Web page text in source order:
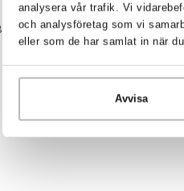
analysera vår trafik. Vi
och analysföretag som vi
eller som de har samlat in när
Avvisa
typ A hane- Micro-USB hane.